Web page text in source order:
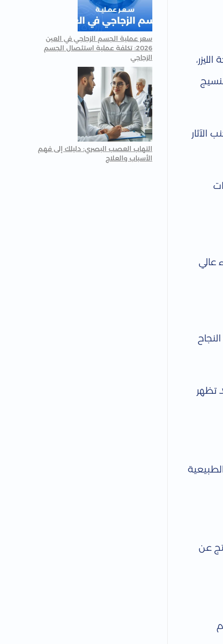
الآثار
عالي
قد تظهر
عن
سعر عملية الجسم الزجاجي في العين
2026: تكلفة عملية استئصال الجسم
الزجاجي
التهاب العصب البصري: دليلك إلى فهم
الأسباب والعلاج